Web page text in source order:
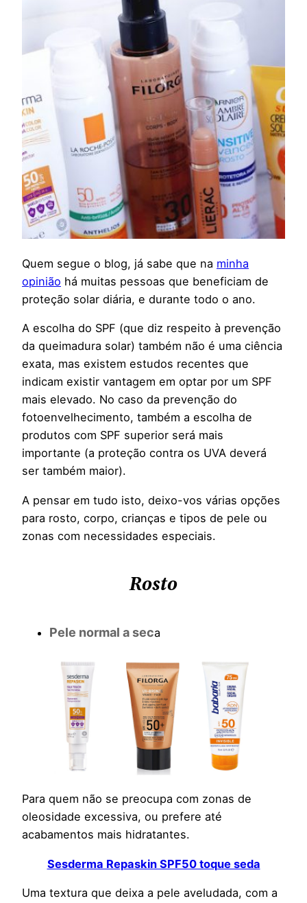
Quem segue o blog, já sabe que na minha
opinião há muitas pessoas que beneficiam de
proteção solar diária, e durante todo o ano.
A escolha do SPF (que diz respeito à prevenção
da queimadura solar) também não é uma ciência
exata, mas existem estudos recentes que
indicam existir vantagem em optar por um SPF
mais elevado. No caso da prevenção do
fotoenvelhecimento, também a escolha de
produtos com SPF superior será mais
importante (a proteção contra os UVA deverá
ser também maior).
A pensar em tudo isto, deixo-vos várias opções
para rosto, corpo, crianças e tipos de pele ou
zonas com necessidades especiais.
Rosto
Pele normal a seca
Para quem não se preocupa com zonas de
oleosidade excessiva, ou prefere até
acabamentos mais hidratantes.
Sesderma Repaskin SPF50 toque seda
Uma textura que deixa a pele aveludada, com a